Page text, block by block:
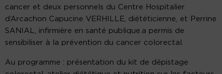
cancer et deux personnels du Centre Hospitalier
d’Arcachon Capucine VERHILLE, diététicienne, et Perrine
SANIAL, infirmière en santé publique.a permis de
sensibiliser à la prévention du cancer colorectal.
Au programme : présentation du kit de dépistage